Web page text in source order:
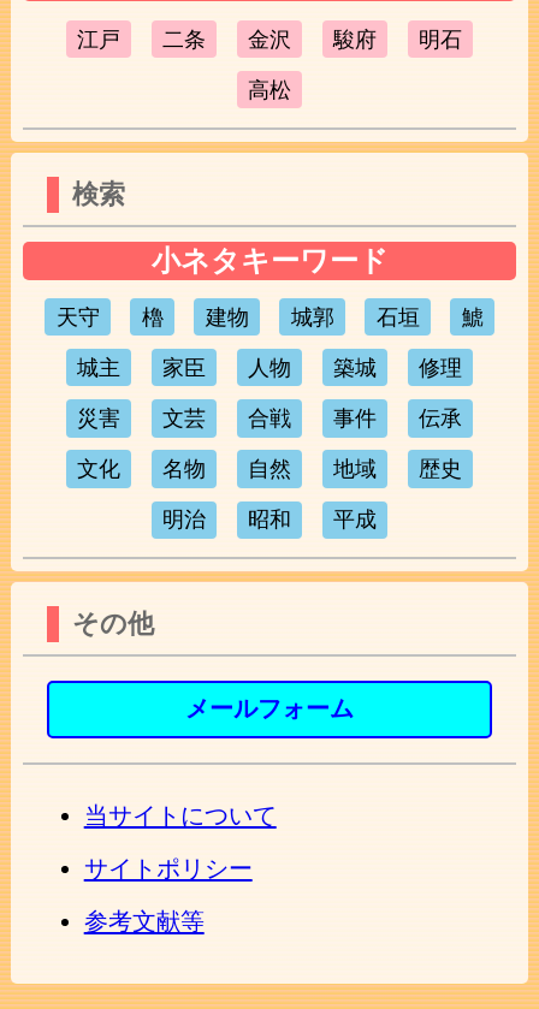
江戸 二条 金沢 駿府 明石
高松
検索
小ネタキーワード
天守 櫓 建物 城郭 石垣 鯱
城主 家臣 人物 築城 修理
災害 文芸 合戦 事件 伝承
文化 名物 自然 地域 歴史
明治 昭和 平成
その他
メールフォーム
当サイトについて
サイトポリシー
参考文献等